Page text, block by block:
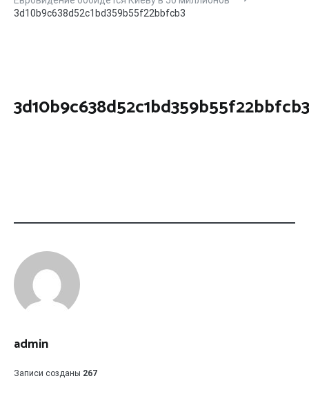
3d10b9c638d52c1bd359b55f22bbfcb3
3d10b9c638d52c1bd359b55f22bbfcb3
admin
Записи созданы 267